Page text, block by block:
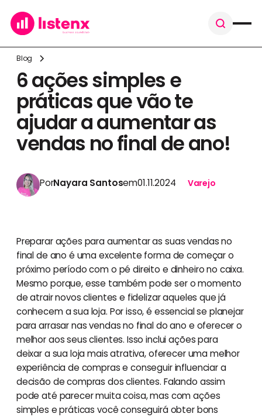
Blog
6 ações simples e
práticas que vão te
ajudar a aumentar as
vendas no final de ano!
PorNayara Santosem01.11.2024 Varejo
Preparar ações para aumentar as suas vendas no
final de ano é uma excelente forma de começar o
próximo período com o pé direito e dinheiro no caixa.
Mesmo porque, esse também pode ser o momento
de atrair novos clientes e fidelizar aqueles que já
conhecem a sua loja. Por isso, é essencial se planejar
para arrasar nas vendas no final do ano e oferecer o
melhor aos seus clientes. Isso inclui ações para
deixar a sua loja mais atrativa, oferecer uma melhor
experiência de compras e conseguir influenciar a
decisão de compras dos clientes. Falando assim
pode até parecer muita coisa, mas com ações
simples e práticas você conseguirá obter bons